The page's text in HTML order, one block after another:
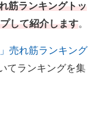
筋ランキングトッ
して紹介します。
売れ筋ランキング
てランキングを集